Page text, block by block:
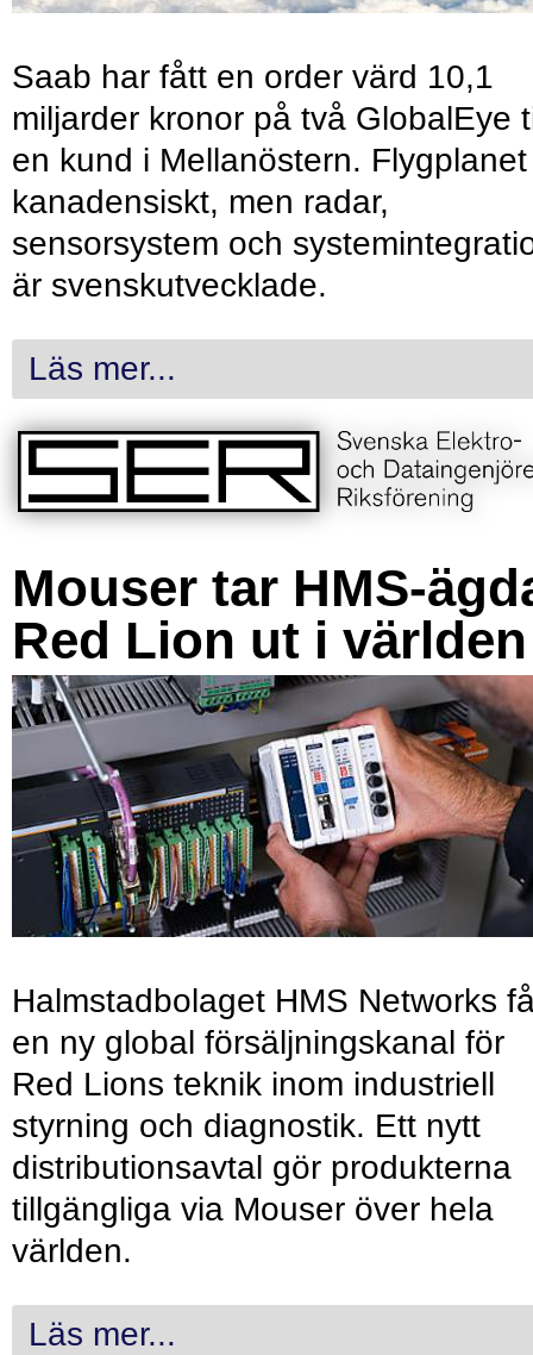
Saab har fått en order värd 10,1
miljarder kronor på två GlobalEye
en kund i Mellanöstern.
kanadensiskt, men radar,
sensorsystem och
är svenskutvecklade.
Läs mer...
Mouser tar HMS-
Red Lion ut i världen
Halmstadbolaget HMS Networks
en ny global försäljningskanal för
Red Lions teknik inom industriell
styrning och diagnostik. Ett nytt
distributionsavtal gör produkterna
tillgängliga via Mouser över hela
världen.
Läs mer...